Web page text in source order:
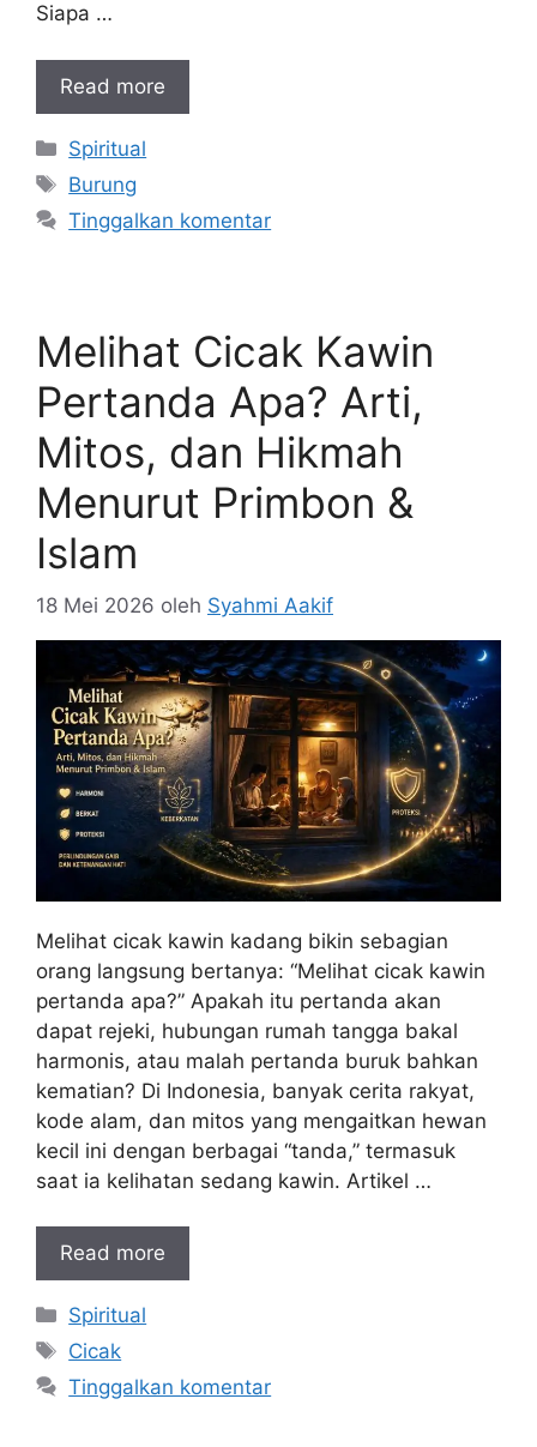
Siapa …
Read more
Kategori
Spiritual
Tag
Burung
Tinggalkan komentar
Melihat Cicak Kawin
Pertanda Apa? Arti,
Mitos, dan Hikmah
Menurut Primbon &
Islam
18 Mei 2026 oleh Syahmi Aakif
Melihat cicak kawin kadang bikin sebagian
orang langsung bertanya: “Melihat cicak kawin
pertanda apa?” Apakah itu pertanda akan
dapat rejeki, hubungan rumah tangga bakal
harmonis, atau malah pertanda buruk bahkan
kematian? Di Indonesia, banyak cerita rakyat,
kode alam, dan mitos yang mengaitkan hewan
kecil ini dengan berbagai “tanda,” termasuk
saat ia kelihatan sedang kawin. Artikel …
Read more
Kategori
Spiritual
Tag
Cicak
Tinggalkan komentar